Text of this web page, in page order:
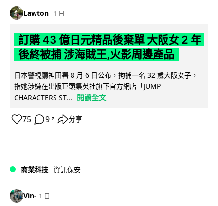
Lawton 1 日
訂購 43 億日元精品後棄單 大阪女 2 年
後終被捕 涉海賊王,火影周邊產品
日本警視廳神田署 8 月 6 日公布，拘捕一名 32 歲大阪女子，
指她涉嫌在出版巨頭集英社旗下官方網店「JUMP
CHARACTERS ST...
閱讀全文
75 9 ↗ 分享
商業科技 資訊保安
Vin 1 日